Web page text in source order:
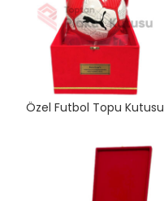
Özel Futbol Topu Kutusu